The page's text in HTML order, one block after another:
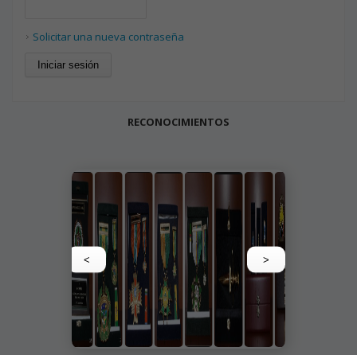
Solicitar una nueva contraseña
RECONOCIMIENTOS
< >